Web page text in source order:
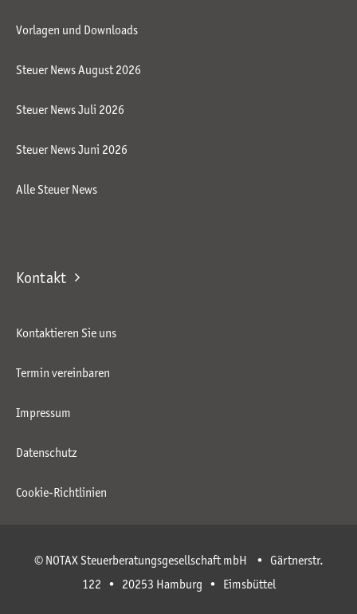
Vorlagen und Downloads
Steuer News August 2026
Steuer News Juli 2026
Steuer News Juni 2026
Alle Steuer News
Kontakt
Kontaktieren Sie uns
Termin vereinbaren
Impressum
Datenschutz
Cookie-Richtlinien
© NOTAX Steuerberatungsgesellschaft mbH • Gärtnerstr.
122 • 20253 Hamburg • Eimsbüttel